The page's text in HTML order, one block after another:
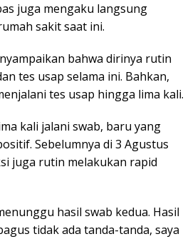
juga mengaku langsung
sakit saat ini.
bahwa dirinya rutin
tes usap selama ini. Bahkan,
tes usap hingga lima kali.
kali jalani swab, baru yang
Sebelumnya di 3 Agustus
juga rutin melakukan rapid
hasil swab kedua. Hasil
tidak ada tanda-tanda, saya